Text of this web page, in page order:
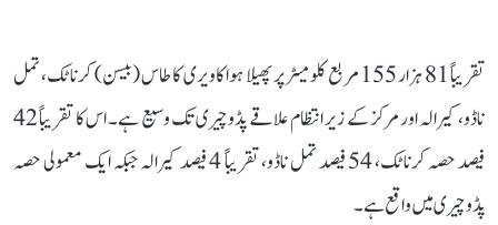
تقریباً 81 ہزار 155 مربع کلومیٹر پر پھیلا ہوا کاویری کا طاس (بیسن) کرناٹک، تمل
ناڈو، کیرالہ اور مرکز کے زیر انتظام علاقے پڈوچیری تک وسیع ہے۔ اس کا تقریباً 42
فیصد حصہ کرناٹک، 54 فیصد تمل ناڈو، تقریباً 4 فیصد کیرالہ جبکہ ایک معمولی حصہ
پڈوچیری میں واقع ہے۔